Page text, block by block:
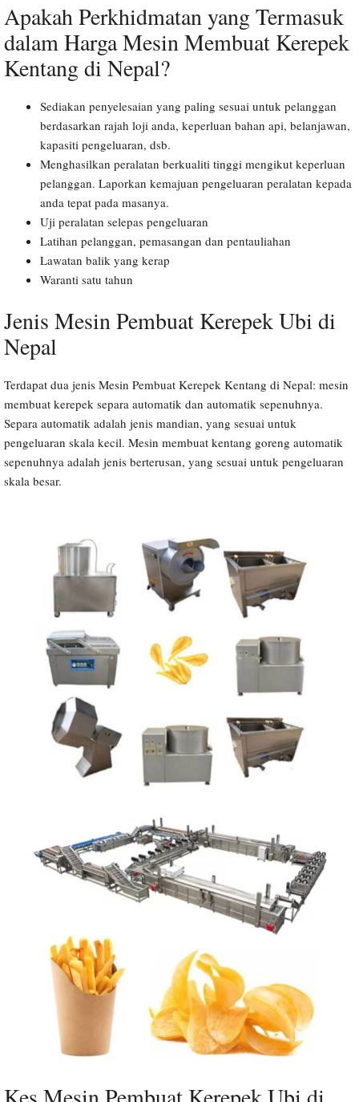
Apakah Perkhidmatan yang Termasuk
dalam Harga Mesin Membuat Kerepek
Kentang di Nepal?
Sediakan penyelesaian yang paling sesuai untuk pelanggan
berdasarkan rajah loji anda, keperluan bahan api, belanjawan,
kapasiti pengeluaran, dsb.
Menghasilkan peralatan berkualiti tinggi mengikut keperluan
pelanggan. Laporkan kemajuan pengeluaran peralatan kepada
anda tepat pada masanya.
Uji peralatan selepas pengeluaran
Latihan pelanggan, pemasangan dan pentauliahan
Lawatan balik yang kerap
Waranti satu tahun
Jenis Mesin Pembuat Kerepek Ubi di
Nepal
Terdapat dua jenis Mesin Pembuat Kerepek Kentang di Nepal: mesin
membuat kerepek separa automatik dan automatik sepenuhnya.
Separa automatik adalah jenis mandian, yang sesuai untuk
pengeluaran skala kecil. Mesin membuat kentang goreng automatik
sepenuhnya adalah jenis berterusan, yang sesuai untuk pengeluaran
skala besar.